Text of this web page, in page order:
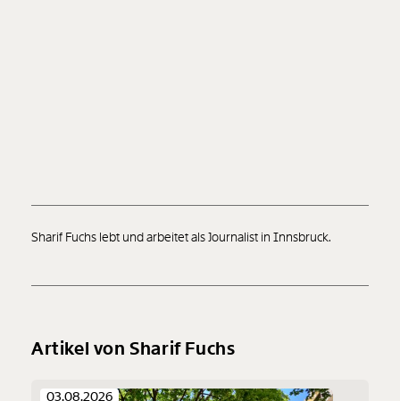
Veränderung
Sharif Fuchs lebt und arbeitet als Journalist in Innsbruck.
Artikel von Sharif Fuchs
03.08.2026